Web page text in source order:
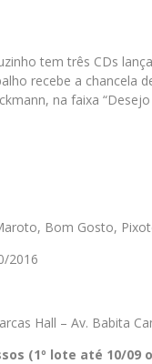
tem três CDs
recebe a chancela
na faixa
Bom Gosto,
2016
Hall – Av. Babita
(1º lote até 10/09